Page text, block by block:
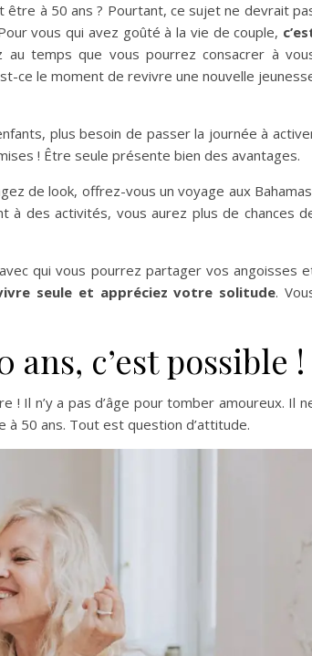
être à 50 ans ? Pourtant, ce sujet ne devrait
vous qui avez goûté à la vie de couple,
au temps que vous pourrez consacrer à
ce le moment de revivre une nouvelle
plus besoin de passer la journée à
! Être seule présente bien des avantages.
de look, offrez-vous un voyage aux
à des activités, vous aurez plus de chances
qui vous pourrez partager vos angoisses
seule et appréciez votre solitude.
ans, c’est possible !
! Il n’y a pas d’âge pour tomber amoureux. Il
à 50 ans. Tout est question d’attitude.